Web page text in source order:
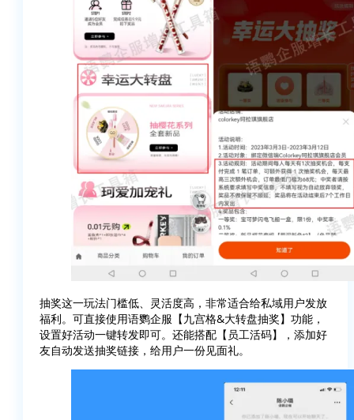
抽奖这一玩法门槛低、灵活度高，非常适合给私域用户发放
福利。可直接使用语鹦企服【九宫格&大转盘抽奖】功能，
设置好活动一键转发即可。还能搭配【员工活码】，添加好
友自动发送抽奖链接，给用户一份见面礼。